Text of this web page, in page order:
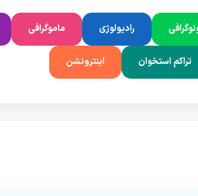
رادیولوژی ماموگرافی
تراکم استخوان اینترونشن